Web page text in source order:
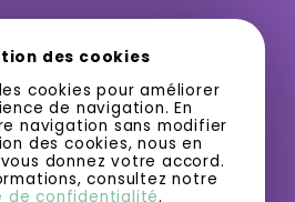
de votre appui
des activités gratuites
à bas prix.
des cookies
cookies pour améliorer
de navigation. En
navigation sans modifier
des cookies, nous en
donnez votre accord.
consultez notre
de confidentialité.